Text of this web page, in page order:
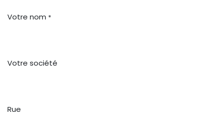
Votre nom *
Votre société
Rue